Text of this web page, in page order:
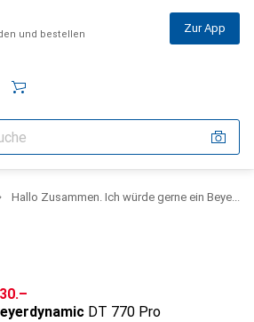
und bestellen Zur App
Hallo Zusammen. Ich würde gerne ein Beye...
DT 770 Pro